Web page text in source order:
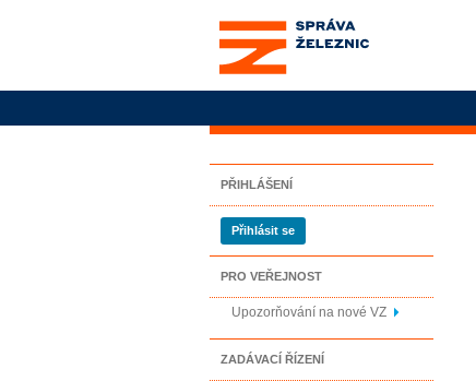
Správa železnic, státní
organizace
PŘIHLÁŠENÍ
Přihlásit se
PRO VEŘEJNOST
Upozorňování na nové VZ
ZADÁVACÍ ŘÍZENÍ